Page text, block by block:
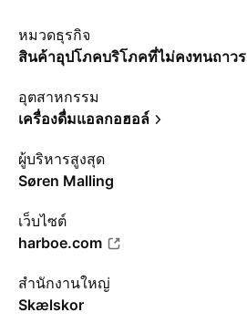
หมวดธุรกิจ
สินค้าอุปโภคบริโภคที่ไม่คงทนถาวร
อุตสาหกรรม
เครื่องดื่มแอลกอฮอล์
ผู้บริหารสูงสุด
Søren Malling
เว็บไซต์
harboe.com
สำนักงานใหญ่
Skælskor